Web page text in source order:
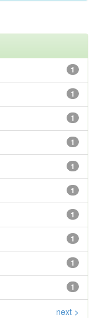
1
1
1
1
1
1
1
1
1
1
next >